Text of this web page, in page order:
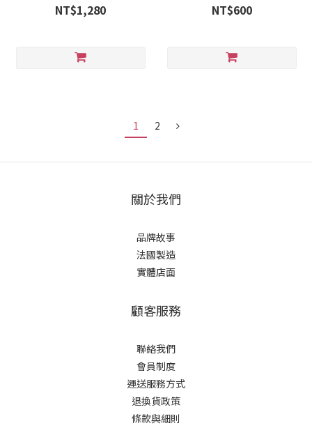
NT$1,280 NT$600
1 2
關於我們
品牌故事
法國製造
實體店面
顧客服務
聯絡我們
會員制度
運送服務方式
退換貨政策
條款與細則